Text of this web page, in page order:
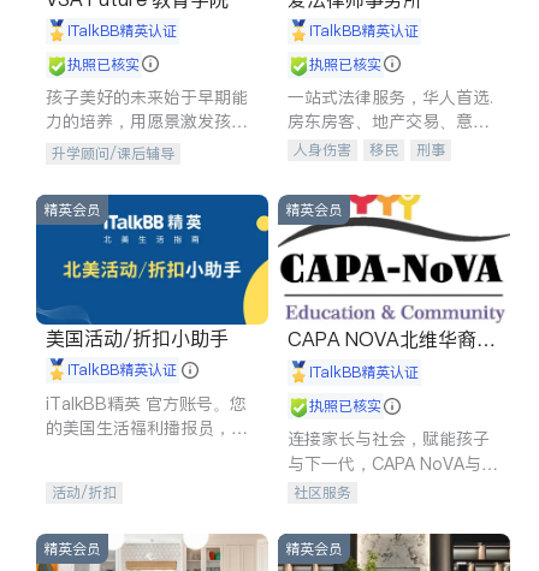
iTalkBB精英认证
执照已核实
孩子美好的未来始于早期能
力的培养，用愿景激发孩子
的学习潜力和动力。理念：
拥有成长型心态是成功的基
石。
升学顾问/课后辅导
iTalkBB精英认证
执照已核实
一站式法律服务，华人首选.
房东房客、地产交易、意外
伤害、车祸重伤、商业诉
建筑合同、刑事案件全包办
人身伤害 移民
刑事
信托/遗嘱
商业
索赔
律师-其它 保释
精英会员
美国活动/折扣小助手
iTalkBB精英认证
iTalkBB精英 官方账号。您
的美国生活福利播报员，精
专属福利。
活动/折扣
精英会员
CAPA NOVA北维华裔家
长会iTalkBB精英认证
执照已核实
连接家长与社会，赋能孩子
与下一代，CAPA NoVA与您
携手建设包容、公平、充满
社区服务
精英会员 精英会员